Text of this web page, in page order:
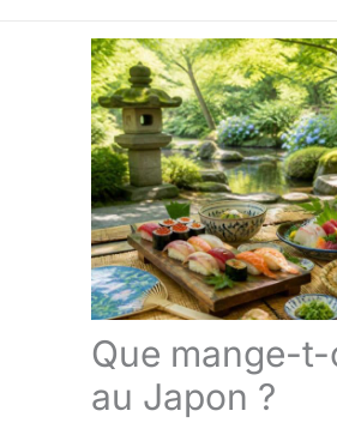
Que mange-
au Japon ?